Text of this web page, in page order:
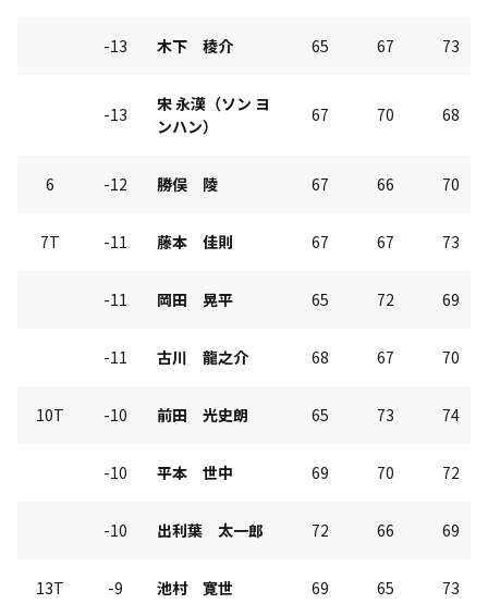
-13 木下 稜介 65 67 73
-13
宋 永漢（ソン ヨ
ンハン）
67 70 68
6 -12 勝俣 陵 67 66 70
7T -11 藤本 佳則 67 67 73
-11 岡田 晃平 65 72 69
-11 古川 龍之介 68 67 70
10T -10 前田 光史朗 65 73 74
-10 平本 世中 69 70 72
-10 出利葉 太一郎 72 66 69
13T -9 池村 寛世 69 65 73